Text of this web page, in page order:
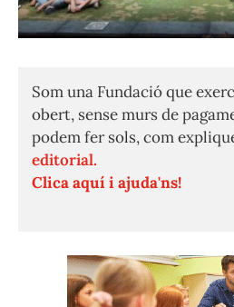
Som una Fundació que
obert, sense murs de
podem fer sols, com
editorial.
Clica aquí i ajuda'ns!